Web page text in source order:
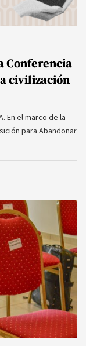
Conferencia
civilización
En el marco de la
para Abandonar